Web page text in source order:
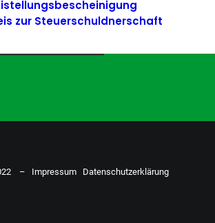
zur Steuerschuldnerschaft
– Impressum Datenschutzerklärung